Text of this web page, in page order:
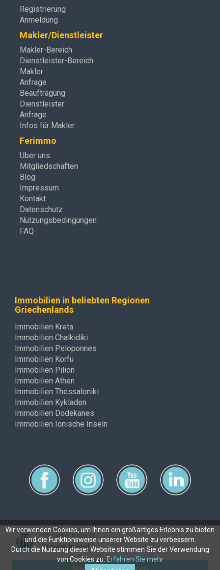
Greece Invest
Greece Invest
Registrierung
Anmeldung
Makler/Dienstleister
Makler-Bereich
Dienstleister-Bereich
Makler
Anfrage
Beauftragung
Dienstleister
Anfrage
Infos für Makler
Ferimmo
Über uns
Mitgliedschaften
Blog
Impressum
Kontakt
Datenschutz
Nutzungsbedingungen
FAQ
Immobilien in beliebten Regionen
Griechenlands
Immobilien Kreta
Immobilien Chalkidiki
Immobilien Peloponnes
Immobilien Korfu
Immobilien Pilion
Immobilien Athen
Immobilien Thessaloniki
Immobilien Kykladen
Immobilien Dodekanes
Immobilien Ionische Inseln
Copyright © ferimmo 2026
Wir verwenden Cookies, um Ihnen ein großartiges Erlebnis zu bieten
und die Funktionsweise unserer Website zu verbessern.
Durch die Nutzung dieser Website stimmen Sie der Verwendung
von Cookies zu.Erfahren Sie mehr